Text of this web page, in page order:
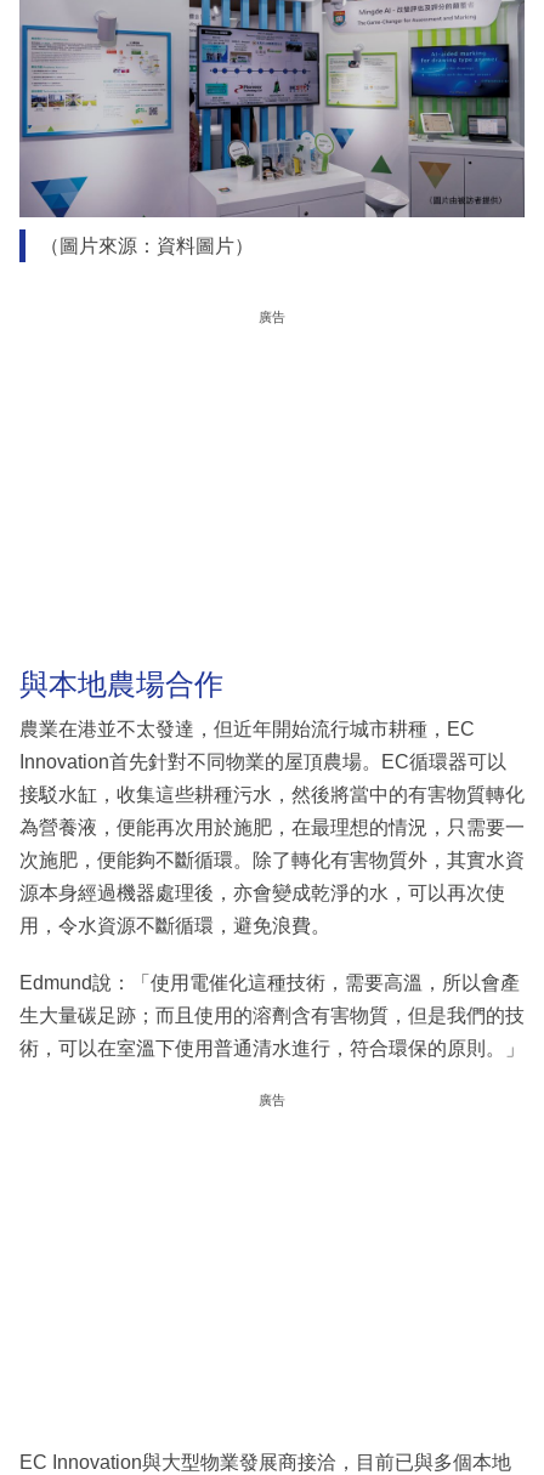
（圖片來源：資料圖片）
廣告
與本地農場合作
農業在港並不太發達，但近年開始流行城市耕種，EC
Innovation首先針對不同物業的屋頂農場。EC循環器可以
接駁水缸，收集這些耕種污水，然後將當中的有害物質轉化
為營養液，便能再次用於施肥，在最理想的情況，只需要一
次施肥，便能夠不斷循環。除了轉化有害物質外，其實水資
源本身經過機器處理後，亦會變成乾淨的水，可以再次使
用，令水資源不斷循環，避免浪費。
Edmund說：「使用電催化這種技術，需要高溫，所以會產
生大量碳足跡；而且使用的溶劑含有害物質，但是我們的技
術，可以在室溫下使用普通清水進行，符合環保的原則。」
廣告
EC Innovation與大型物業發展商接洽，目前已與多個本地